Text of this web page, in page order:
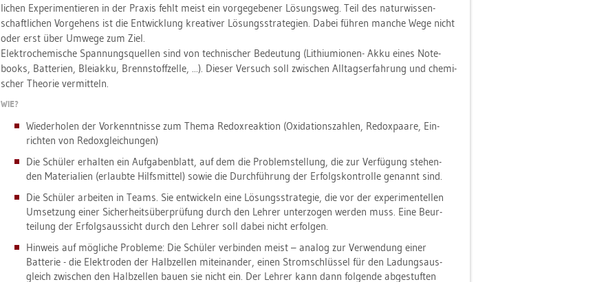
li­chen Ex­pe­ri­men­tie­ren in der Pra­xis fehlt meist ein vor­ge­ge­be­ner Lö­sungs­weg. Teil des na­tur­wis­sen­
schaft­li­chen Vor­ge­hens ist die Ent­wick­lung krea­ti­ver Lö­sungs­stra­te­gi­en. Dabei füh­ren man­che Wege nicht
oder erst über Um­we­ge zum Ziel.
Elek­tro­che­mi­sche Span­nungs­quel­len sind von tech­ni­scher Be­deu­tung (Li­thi­umio­nen- Akku eines Note­
books, Bat­te­ri­en, Blei­ak­ku, Brenn­stoff­zel­le, ...). Die­ser Ver­such soll zwi­schen All­tags­er­fah­rung und che­mi­
scher Theo­rie ver­mit­teln.
WIE?
Wie­der­ho­len der Vor­kennt­nis­se zum Thema Re­dox­re­ak­ti­on (Oxi­da­ti­ons­zah­len, Re­dox­paa­re, Ein­
rich­ten von Re­dox­glei­chun­gen)
Die Schü­ler er­hal­ten ein Auf­ga­ben­blatt, auf dem die Pro­blem­stel­lung, die zur Ver­fü­gung ste­hen­
den Ma­te­ria­li­en (er­laub­te Hilfs­mit­tel) sowie die Durch­füh­rung der Er­folgs­kon­trol­le ge­nannt sind.
Die Schü­ler ar­bei­ten in Teams. Sie ent­wi­ckeln eine Lö­sungs­stra­te­gie, die vor der ex­pe­ri­men­tel­len
Um­set­zung einer Si­cher­heits­über­prü­fung durch den Leh­rer un­ter­zo­gen wer­den muss. Eine Be­ur­
tei­lung der Er­folgs­aus­sicht durch den Leh­rer soll dabei nicht er­fol­gen.
Hin­weis auf mög­li­che Pro­ble­me: Die Schü­ler ver­bin­den meist – ana­log zur Ver­wen­dung einer
Bat­te­rie - die Elek­tro­den der Halb­zel­len mit­ein­an­der, einen Strom­schlüs­sel für den La­dungs­aus­
gleich zwi­schen den Halb­zel­len bauen sie nicht ein. Der Leh­rer kann dann fol­gen­de ab­ge­stuf­ten